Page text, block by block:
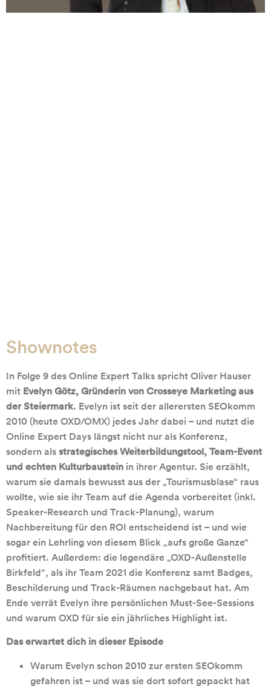
Shownotes
In Folge 9 des Online Expert Talks spricht Oliver Hauser
mit Evelyn Götz, Gründerin von Crosseye Marketing aus
der Steiermark. Evelyn ist seit der allerersten SEOkomm
2010 (heute OXD/OMX) jedes Jahr dabei – und nutzt die
Online Expert Days längst nicht nur als Konferenz,
sondern alsstrategisches Weiterbildungstool, Team-Event
und echten Kulturbaustein in ihrer Agentur. Sie erzählt,
warum sie damals bewusst aus der „Tourismusblase“ raus
wollte, wie sie ihr Team auf die Agenda vorbereitet (inkl.
Speaker-Research und Track-Planung), warum
Nachbereitung für den ROI entscheidend ist – und wie
sogar ein Lehrling von diesem Blick „aufs große Ganze“
profitiert. Außerdem: die legendäre „OXD-Außenstelle
Birkfeld“, als ihr Team 2021 die Konferenz samt Badges,
Beschilderung und Track-Räumen nachgebaut hat. Am
Ende verrät Evelyn ihre persönlichen Must-See-Sessions
und warum OXD für sie ein jährliches Highlight ist.
Das erwartet dich in dieser Episode
Warum Evelyn schon 2010 zur ersten SEOkomm
gefahren ist – und was sie dort sofort gepackt hat